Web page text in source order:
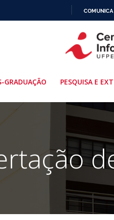
O
COMUNICA
GRADUAÇÃO PESQUISA E